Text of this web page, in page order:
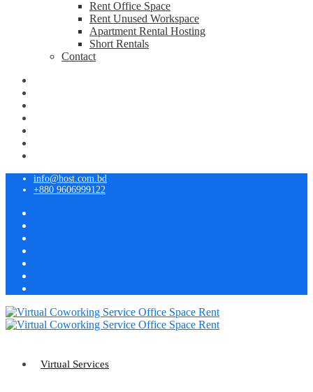
Rent Office Space
Rent Unused Workspace
Apartment Rental Hosting
Short Rentals
Contact
info@host.com.bd
+880 9606999122
Virtual Services